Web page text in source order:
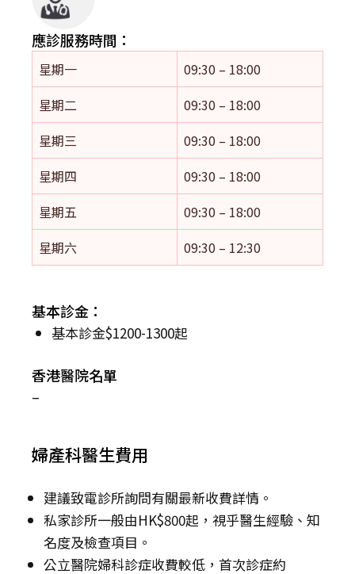
應診服務時間：
星期一
09:30 – 18:00
星期二
09:30 – 18:00
星期三
09:30 – 18:00
星期四
09:30 – 18:00
星期五
09:30 – 18:00
星期六
09:30 – 12:30
基本診金：
基本診金$1200-1300起
香港醫院名單
–
婦產科醫生費用
建議致電診所詢問有關最新收費詳情。
私家診所一般由HK$800起，視乎醫生經驗、知
名度及檢查項目。
公立醫院婦科診症收費較低，首次診症約